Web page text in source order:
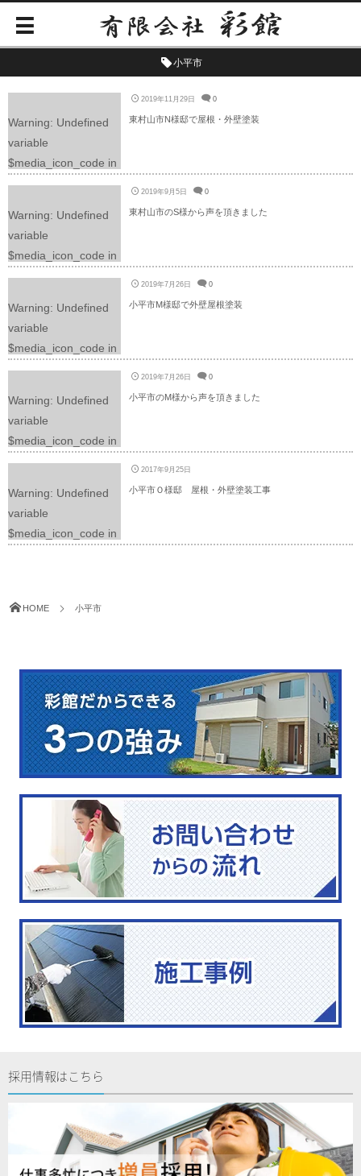
小平市
Warning: Undefined
variable
$media_icon_code in
/home/yuimaruweb/ir
p.com/public_html/wp
-content/themes/dp-
graphie/mobile/archiv
2019年11月29日 0
東村山市N様邸で屋根・外壁塗装
Warning: Undefined
variable
$media_icon_code in
/home/yuimaruweb/ir
p.com/public_html/wp
-content/themes/dp-
graphie/mobile/archiv
2019年9月5日 0
東村山市のS様から声を頂きました
Warning: Undefined
variable
$media_icon_code in
/home/yuimaruweb/ir
p.com/public_html/wp
-content/themes/dp-
graphie/mobile/archiv
2019年7月26日 0
小平市M様邸で外壁屋根塗装
Warning: Undefined
variable
$media_icon_code in
/home/yuimaruweb/ir
p.com/public_html/wp
-content/themes/dp-
graphie/mobile/archiv
2019年7月26日 0
小平市のM様から声を頂きました
Warning: Undefined
variable
$media_icon_code in
-content/themes/dp-
2017年9月25日
小平市Ｏ様邸 屋根・外壁塗装工事
HOME 小平市
採用情報はこちら